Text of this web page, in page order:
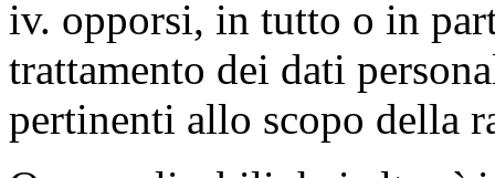
iv. opporsi, in tutto o in
trattamento dei dati
pertinenti allo scopo della